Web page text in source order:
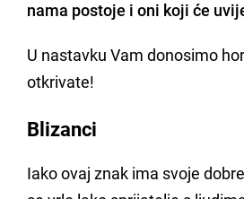
nama postoje i oni koji će
U nastavku Vam donosimo
otkrivate!
Blizanci
Iako ovaj znak ima svoje